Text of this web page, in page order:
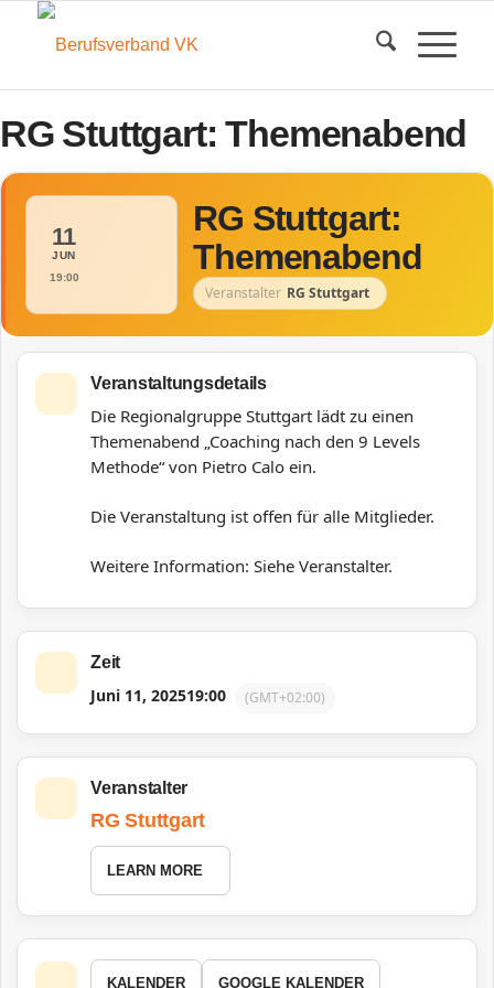
RG Stuttgart: Themenabend
11
JUN
19:00
RG Stuttgart:
Themenabend
Veranstalter RG Stuttgart
Veranstaltungsdetails
Die Regionalgruppe Stuttgart lädt zu einen
Themenabend „Coaching nach den 9 Levels
Methode“ von Pietro Calo ein.
Die Veranstaltung ist offen für alle Mitglieder.
Weitere Information: Siehe Veranstalter.
Zeit
Juni 11, 202519:00 (GMT+02:00)
Veranstalter
RG Stuttgart
LEARN MORE
KALENDER GOOGLE KALENDER